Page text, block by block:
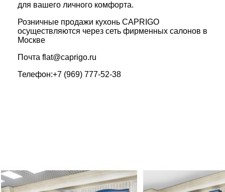
для вашего личного комфорта.
Розничные продажи кухонь CAPRIGO
осуществляются через сеть фирменных салонов в
Москве
Почта flat@caprigo.ru
Телефон:+7 (969) 777-52-38